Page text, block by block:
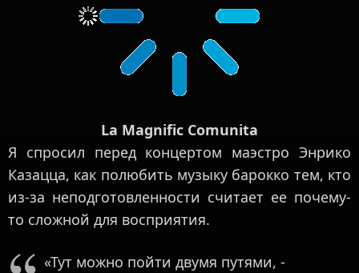
La Magnific Comunita
Я спросил перед концертом маэстро Энрико
Казацца, как полюбить музыку барокко тем, кто
из-за неподготовленности считает ее почему-
то сложной для восприятия.
«Тут можно пойти двумя путями, -